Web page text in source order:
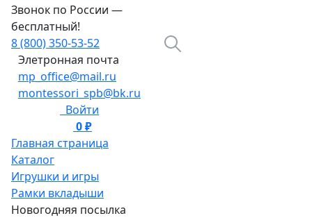
Звонок по России —
бесплатный!
8 (800) 350-53-52
Элетронная почта
mp_office@mail.ru
montessori_spb@bk.ru
Войти
0 ₽
Главная страница
Каталог
Игрушки и игры
Рамки вкладыши
Новогодняя посылка